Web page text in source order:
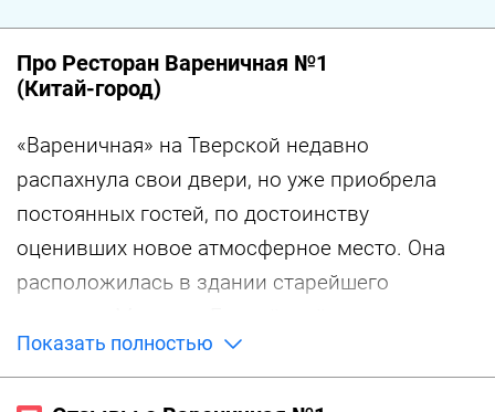
Про Ресторан Вареничная №1
(Китай-город)
«Вареничная» на Тверской недавно
распахнула свои двери, но уже приобрела
постоянных гостей, по достоинству
оценивших новое атмосферное место. Она
расположилась в здании старейшего
очень отличается от остальных по размаху и
убранству. Кафе состоит из просторных двух
Показать полностью